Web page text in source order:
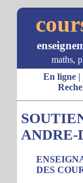
maths,
En ligne|
ANDRE-
DES